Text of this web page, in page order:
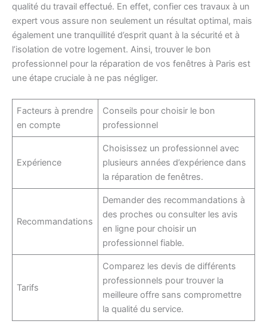
qualité du travail effectué. En effet, confier ces travaux à un
expert vous assure non seulement un résultat optimal, mais
également une tranquillité d’esprit quant à la sécurité et à
l’isolation de votre logement. Ainsi, trouver le bon
professionnel pour la réparation de vos fenêtres à Paris est
une étape cruciale à ne pas négliger.
Facteurs à prendre
en compte
Conseils pour choisir le bon
professionnel
Expérience
Choisissez un professionnel avec
plusieurs années d’expérience dans
la réparation de fenêtres.
Recommandations
Demander des recommandations à
des proches ou consulter les avis
en ligne pour choisir un
professionnel fiable.
Tarifs
Comparez les devis de différents
professionnels pour trouver la
meilleure offre sans compromettre
la qualité du service.